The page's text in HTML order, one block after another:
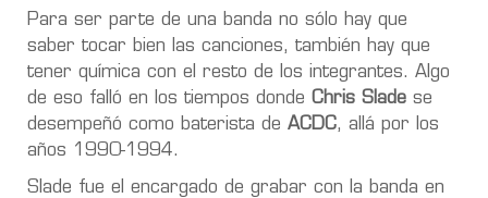
Para ser parte de una banda no sólo hay que
saber tocar bien las canciones, también hay que
tener química con el resto de los integrantes. Algo
de eso falló en los tiempos donde Chris Slade se
desempeñó como baterista de ACDC, allá por los
años 1990-1994.
Slade fue el encargado de grabar con la banda en